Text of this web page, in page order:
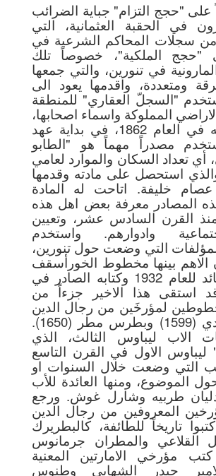
على "حجج التزام" جباية الضرائب
في الحقبة العثمانية، التي
سجلات المحاكم الشرعية في
"حجج الملكية"، خصوصاً تلك
في تنورين، والتي جمعها
ومتعددة، واقدمها يعود الى
واستخدم "السجلّ العقاري" للمنطقة
المملوكة واسماء اصحابها،
والذي بدأ تكوينه في العام 1862، في بداية عهد
مصدراً مهماً هو "الطابو
أي تعداد السكان والموارد لعامي
و 1571، والذي استحصل على مادته وقدمها
عصام خليفة. اتاحت له المادة
المصادر معرفة بعض اهل هذه
منذ القرن السادس عشر، وتعيين
وادوارهم. واستخدم
التي وضعت حول تنورين،
الاهم بينها مخطوط الخورأسقف
يوسف داغر العائد للعام 1932 وكتابه الصادر في
1938. وقد استقى هذا الاخير جزءاً من
لمؤرخَين من رجال الدين
هما يوحنا المعادي (1599) وبطرس مطر (1650).
الاب ليباوس الثالث، الذي
ليباوس الاول في القرن التاسع
التي وضعت خلال السنوات او
الموضوع، ومنها العائدة للأب
طربيه وشارل غوش. ورجع
المعروفين من رجال الدين
تاريخاً للطائفة، كالبطريرك
القلاعي والمطران جرمانوس
مؤرخي الامارتين المعنية
حيدر الشهابي وطنوس